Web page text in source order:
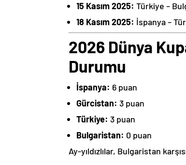
15 Kasım 2025: Türkiye –
18 Kasım 2025: İspanya –
2026 Dünya
Durumu
İspanya: 6 puan
Gürcistan: 3 puan
Türkiye: 3 puan
Bulgaristan: 0 puan
Ay-yıldızlılar, Bulgaristan